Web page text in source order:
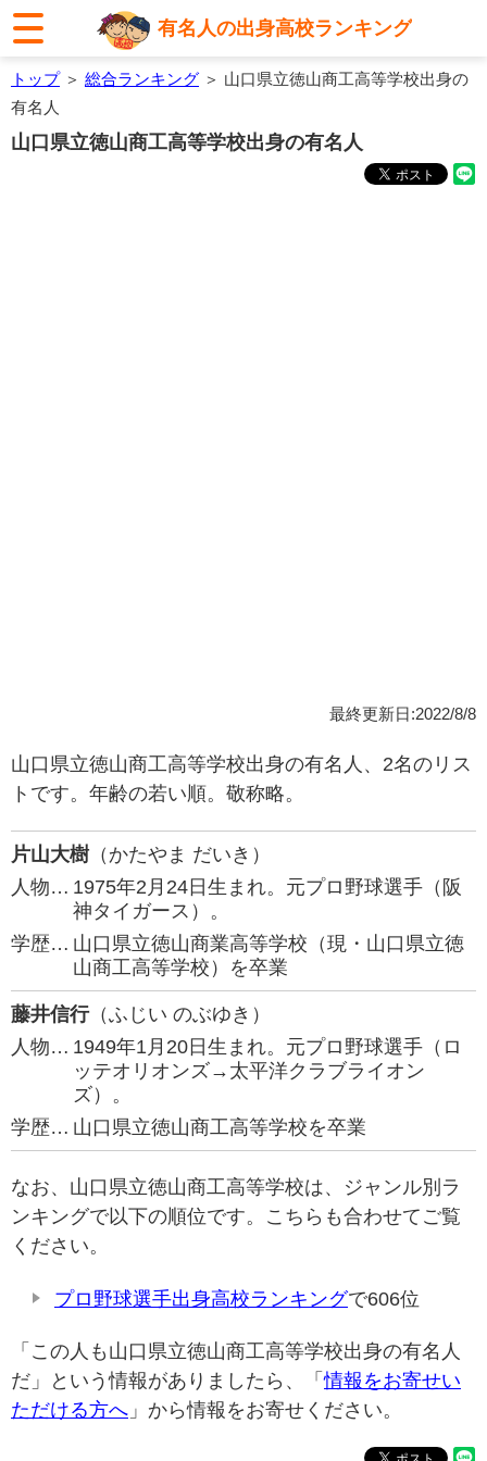
有名人の出身高校ランキング
トップ＞ 総合ランキング ＞ 山口県立徳山商工高等学校出身の
有名人
山口県立徳山商工高等学校出身の有名人
最終更新日:2022/8/8
山口県立徳山商工高等学校出身の有名人、2名のリス
トです。年齢の若い順。敬称略。
片山大樹（かたやま だいき）
人物… 1975年2月24日生まれ。元プロ野球選手（阪
神タイガース）。
学歴… 山口県立徳山商業高等学校（現・山口県立徳
山商工高等学校）を卒業
藤井信行（ふじい のぶゆき）
人物… 1949年1月20日生まれ。元プロ野球選手（ロ
ッテオリオンズ→太平洋クラブライオン
ズ）。
学歴… 山口県立徳山商工高等学校を卒業
なお、山口県立徳山商工高等学校は、ジャンル別ラ
ンキングで以下の順位です。こちらも合わせてご覧
ください。
プロ野球選手出身高校ランキングで606位
「この人も山口県立徳山商工高等学校出身の有名人
だ」という情報がありましたら、「情報をお寄せい
ただける方へ 」から情報をお寄せください。